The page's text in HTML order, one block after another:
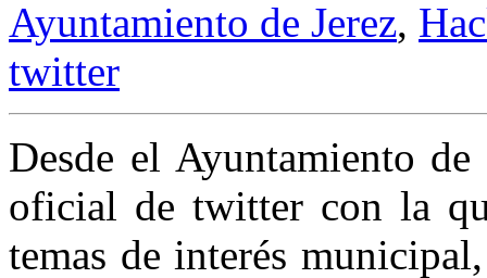
Ayuntamiento de Jerez,
twitter
Desde el Ayuntamiento
oficial de twitter con la
temas de interés